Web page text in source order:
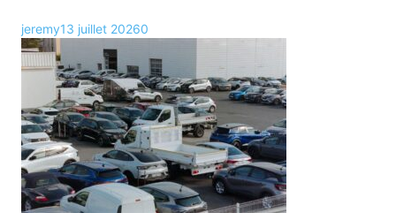
jeremy13 juillet 20260